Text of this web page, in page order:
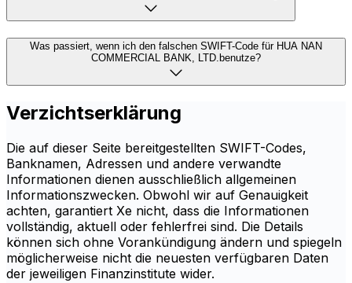
Was passiert, wenn ich den falschen SWIFT-Code für HUA NAN
COMMERCIAL BANK, LTD.benutze?
Verzichtserklärung
Die auf dieser Seite bereitgestellten SWIFT-Codes,
Banknamen, Adressen und andere verwandte
Informationen dienen ausschließlich allgemeinen
Informationszwecken. Obwohl wir auf Genauigkeit
achten, garantiert Xe nicht, dass die Informationen
vollständig, aktuell oder fehlerfrei sind. Die Details
können sich ohne Vorankündigung ändern und spiegeln
möglicherweise nicht die neuesten verfügbaren Daten
der jeweiligen Finanzinstitute wider.